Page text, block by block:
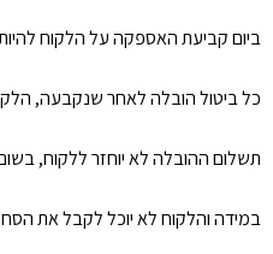
ביום קביעת האספקה על הלקוח
כל ביטול הובלה לאחר שנקבעה, הלקוח יחוייב ב 50%
תשלום ההובלה לא יוחזר ללקוח,
במידה והלקוח לא יוכל לקבל את